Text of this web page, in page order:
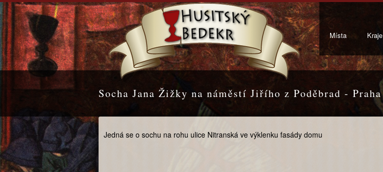
Místa Kraje
Socha Jana Žižky na náměstí Jiřího z Poděbrad - Praha
Jedná se o sochu na rohu ulice Nitranská ve výklenku fasády domu